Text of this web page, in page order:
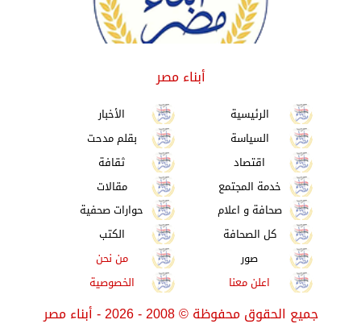
أبناء مصر
الرئيسية
الأخبار
السياسة
بقلم مدحت
اقتصاد
ثقافة
خدمة المجتمع
مقالات
صحافة و اعلام
حوارات صحفية
كل الصحافة
الكتب
صور
من نحن
اعلن معنا
الخصوصية
جميع الحقوق محفوظة©2008 - 2026 - أبناء مصر